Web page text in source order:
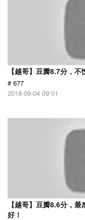
【越哥】豆瓣8.7分，
# 677
2018-09-04 09:01
【越哥】豆瓣8.6分，
好！